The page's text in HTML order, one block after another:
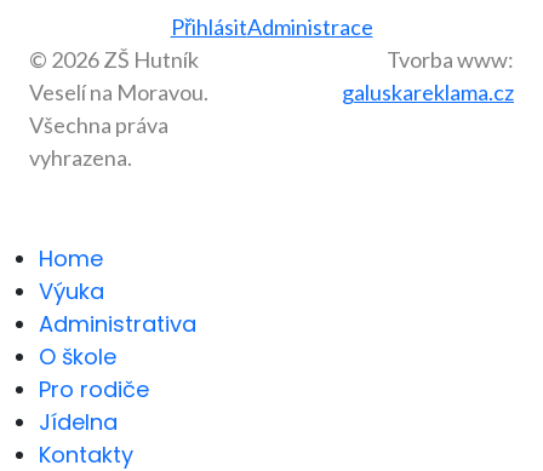
PřihlásitAdministrace
© 2026 ZŠ Hutník
Veselí na Moravou.
Všechna práva
vyhrazena.
Tvorba www:
galuskareklama.cz
Home
Výuka
Administrativa
O škole
Pro rodiče
Jídelna
Kontakty